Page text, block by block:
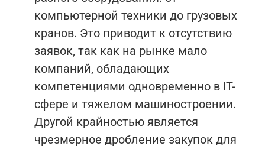
компьютерной техники до грузовых
кранов. Это приводит к отсутствию
заявок, так как на рынке мало
компаний, обладающих
компетенциями одновременно в IT-
сфере и тяжелом машиностроении.
Другой крайностью является
чрезмерное дробление закупок для